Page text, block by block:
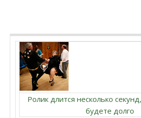
Ролик длится несколько
будете долго